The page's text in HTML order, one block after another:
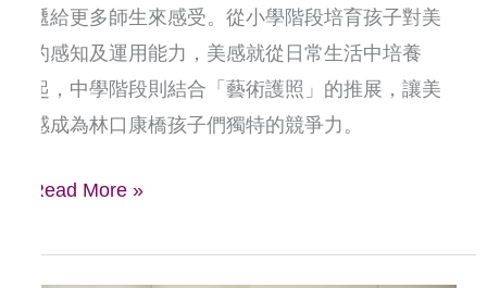
遞給更多師生來感受。從小學階段培育孩子對美
的感知及運用能力，美感就從日常生活中培養
起，中學階段則結合「藝術護照」的推展，讓美
感成為林口康橋孩子們獨特的競爭力。
孩
子
的
未
Read More »